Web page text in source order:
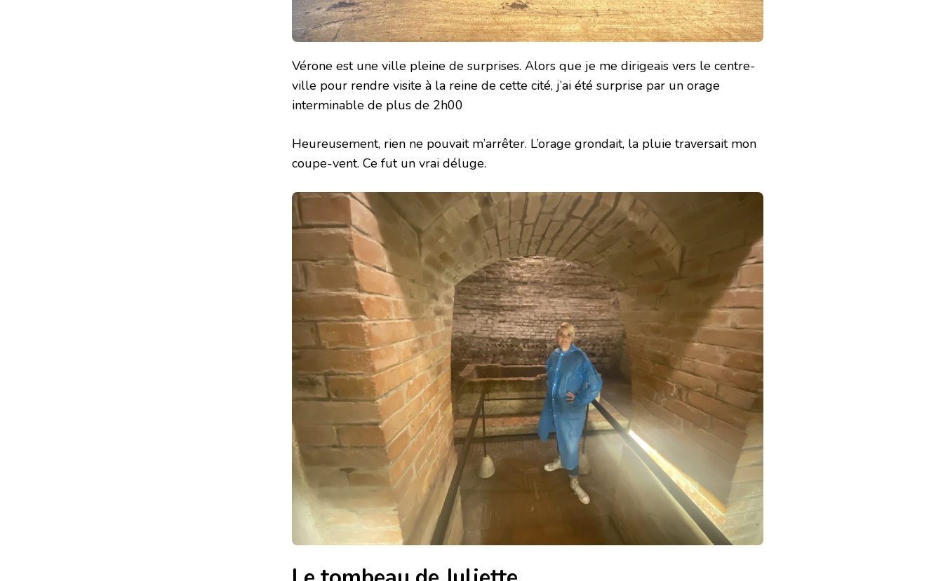
Vérone est une ville pleine de surprises. Alors que je me dirigeais vers le centre-
ville pour rendre visite à la reine de cette cité, j’ai été surprise par un orage
interminable de plus de 2h00
Heureusement, rien ne pouvait m’arrêter. L’orage grondait, la pluie traversait mon
coupe-vent. Ce fut un vrai déluge.